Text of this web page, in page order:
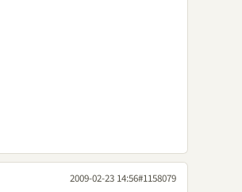
2009-02-23 14:56#1158079